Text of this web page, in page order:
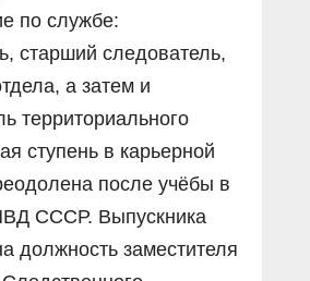
по службе:
старший следователь,
а затем и
территориального
ступень в карьерной
после учёбы в
СССР. Выпускника
должность заместителя